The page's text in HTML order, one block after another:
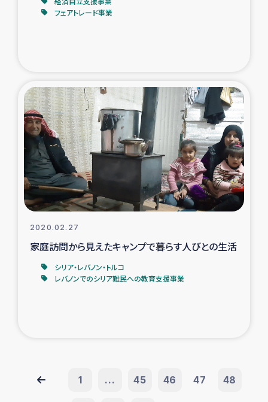
フェアトレード事業
2020.02.27
家庭訪問から見えたキャンプで暮らす人びとの生活
シリア・レバノン・トルコ
レバノンでのシリア難民への教育支援事業
1 ... 45 46 47 48